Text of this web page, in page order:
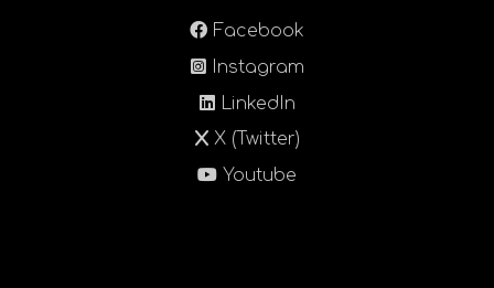
Facebook
Instagram
LinkedIn
X (Twitter)
Youtube